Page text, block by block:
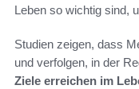
Leben so wichtig sind,
Studien zeigen, dass
und verfolgen, in der
Ziele erreichen im